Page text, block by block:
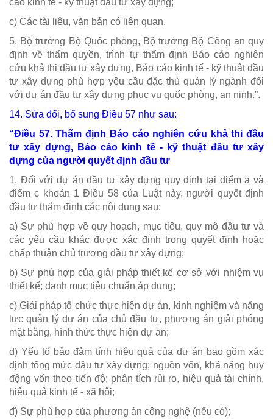
c) Các tài liệu, văn bản có liên quan.
5. Bộ trưởng Bộ Quốc phòng, Bộ trưởng Bộ Công an quy
định về thẩm quyền, trình tự thẩm định Báo cáo nghiên
cứu khả thi đầu tư xây dựng, Báo cáo kinh tế - kỹ thuật đầu
tư xây dựng phù hợp yêu cầu đặc thù quản lý ngành đối
với dự án đầu tư xây dựng phục vụ quốc phòng, an ninh.”.
14. Sửa đổi, bổ sung Điều 57 như sau:
“Điều 57. Thẩm định Báo cáo nghiên cứu khả thi đầu
tư xây dựng, Báo cáo kinh tế - kỹ thuật đầu tư xây
dựng của người quyết định đầu tư
1. Đối với dự án đầu tư xây dựng quy định tại điểm a và
điểm c khoản 1 Điều 58 của Luật này, người quyết định
đầu tư thẩm định các nội dung sau:
a) Sự phù hợp về quy hoạch, mục tiêu, quy mô đầu tư và
các yêu cầu khác được xác định trong quyết định hoặc
chấp thuận chủ trương đầu tư xây dựng;
b) Sự phù hợp của giải pháp thiết kế cơ sở với nhiệm vụ
thiết kế; danh mục tiêu chuẩn áp dụng;
c) Giải pháp tổ chức thực hiện dự án, kinh nghiệm và năng
lực quản lý dự án của chủ đầu tư, phương án giải phóng
mặt bằng, hình thức thực hiện dự án;
d) Yếu tố bảo đảm tính hiệu quả của dự án bao gồm xác
định tổng mức đầu tư xây dựng; nguồn vốn, khả năng huy
động vốn theo tiến độ; phân tích rủi ro, hiệu quả tài chính,
hiệu quả kinh tế - xã hội;
đ) Sự phù hợp của phương án công nghệ (nếu có);